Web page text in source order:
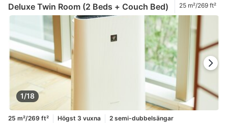
Deluxe Twin Room (2 Beds + Couch Bed) 25 m²/269 ft²
1/18
25 m²/269 ft² Högst 3 vuxna
2 semi-dubbelsängar